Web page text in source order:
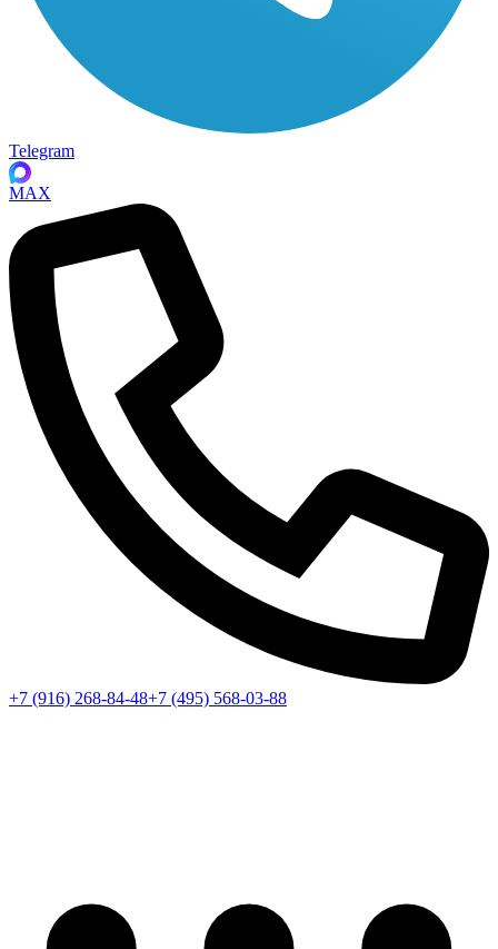
Telegram
MAX
+7 (916) 268-84-48+7 (495) 568-03-88